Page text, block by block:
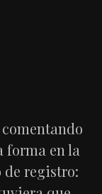
forma en la
de registro: